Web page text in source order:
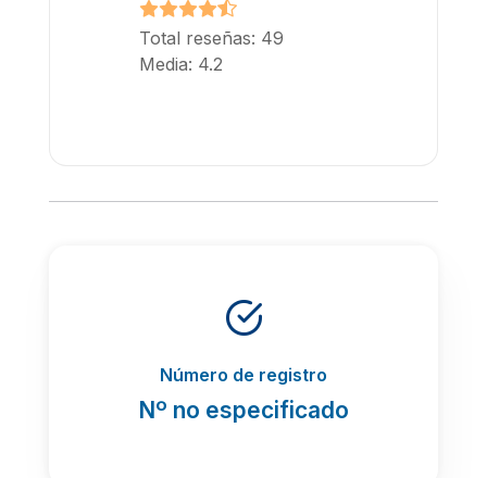
Total reseñas: 49
Media: 4.2
Número de registro
Nº no especificado